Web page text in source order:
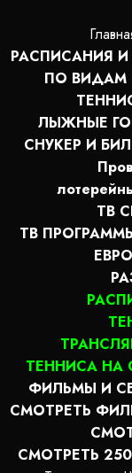
РАСПИСАНИЯ И
ПО ВИДАМ
ЛЫЖНЫЕ
СНУКЕР И
ТВ
ТВ
ТЕННИСА НА
ФИЛЬМЫ И
СМОТРЕТЬ
СМОТРЕТЬ